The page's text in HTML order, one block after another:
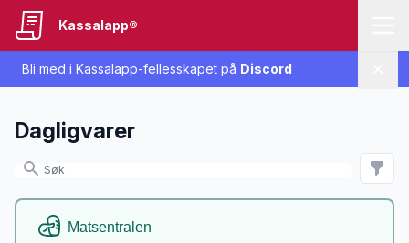
Bli med i Kassalapp-fellesskapet på Discord
Kassalapp®
Dagligvarer